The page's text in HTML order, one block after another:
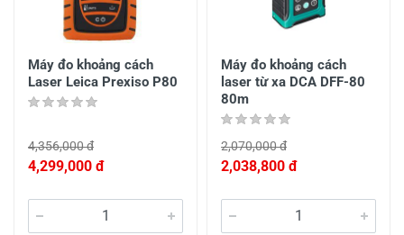
Máy đo khoảng cách
Laser Leica Prexiso P80
4,356,000 đ
4,299,000 đ
Máy đo khoảng cách
laser từ xa DCA DFF-80
80m
2,070,000 đ
2,038,800 đ